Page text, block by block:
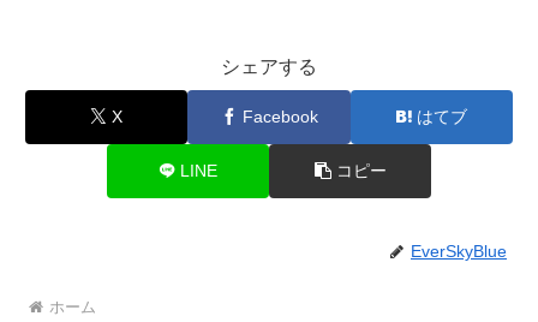
シェアする
X Facebook はてブ
LINE コピー
EverSkyBlue
ホーム